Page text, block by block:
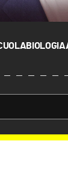
BIOLOGIA